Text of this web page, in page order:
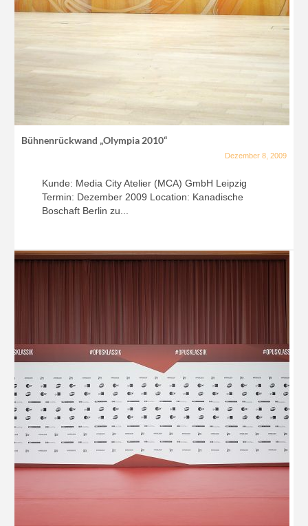
Bühnenrückwand „Olympia 2010“
Dezember 8, 2009
Kunde: Media City Atelier (MCA) GmbH Leipzig
Termin: Dezember 2009 Location: Kanadische
Boschaft Berlin zu...